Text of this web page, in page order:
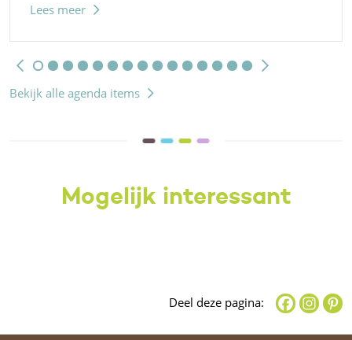
Lees meer
Bekijk alle agenda items
Mogelijk interessant
Deel deze pagina: